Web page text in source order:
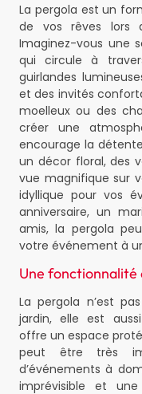
La pergola est un
de vos rêves lors
Imaginez-vous une
qui circule à
guirlandes
et des invités
moelleux ou des
créer une
encourage la
un décor floral, des
vue magnifique sur
idyllique pour vos
anniversaire, un
amis, la pergola
votre événement à
Une fonctionnalité
La pergola n’est
jardin, elle est
offre un espace
peut être très
d’événements à
imprévisible et